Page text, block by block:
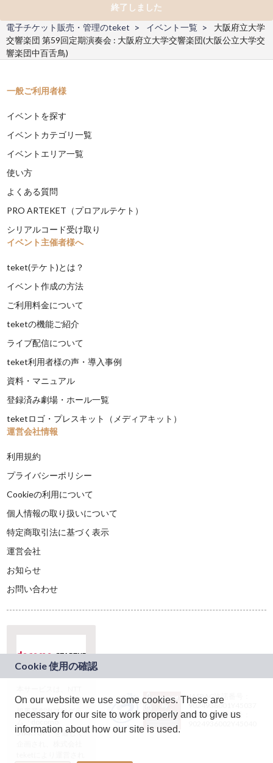
終了しました
電子チケット販売・管理のteket
イベント一覧
大阪府立大学
交響楽団 第59回定期演奏会 : 大阪府立大学交響楽団(大阪公立大学交
響楽団中百舌鳥)
一般ご利用者様
イベントを探す
イベントカテゴリ一覧
イベントエリア一覧
使い方
よくある質問
PRO ARTEKET（プロアルテケト）
シリアルコード受け取り
イベント主催者様へ
teket(テケト)とは？
イベント作成の方法
ご利用料金について
teketの機能ご紹介
ライブ配信について
teket利用者様の声・導入事例
資料・マニュアル
登録済み劇場・ホール一覧
teketロゴ・プレスキット（メディアキット）
運営会社情報
利用規約
プライバシーポリシー
Cookieの利用について
個人情報の取り扱いについて
特定商取引法に基づく表示
運営会社
お知らせ
お問い合わせ
ドコモグループの新
規事業創出プログラ
ム「docomo
STARTUP」を通じて
JASRAC許諾番号：
9024936001Y45037
JASRAC許諾番号：
On our website we use some cookies. These are
necessary for our site to work properly and to give us
information about how our site is used.